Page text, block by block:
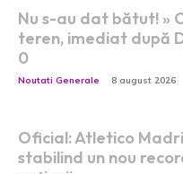
Nu s-au dat bătut! »
teren, imediat după
0
Noutati Generale 8 august 2026
Oficial: Atletico
stabilind un nou